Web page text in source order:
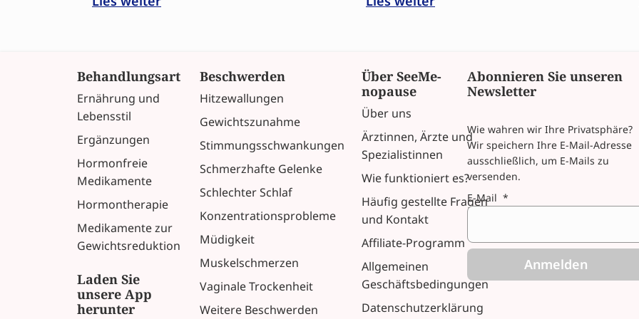
Behandlungsart
Ernährung und
Lebensstil
Ergänzungen
Hormonfreie
Medikamente
Hormontherapie
Medikamente zur
Gewichtsreduktion
Laden Sie
unsere App
herunter
Beschwerden
Hitzewallungen
Gewichtszunahme
Stimmungsschwankungen
Schmerzhafte Gelenke
Schlechter Schlaf
Konzentrationsprobleme
Müdigkeit
Muskelschmerzen
Vaginale Trockenheit
Weitere Beschwerden
Über SeeMe-
nopause
Über uns
Ärztinnen, Ärzte und
Spezialistinnen
Wie funktioniert es?
Häufig gestellte Fragen
und Kontakt
Affiliate-Programm
Allgemeinen
Geschäftsbedingungen
Datenschutzerklärung
Abonnieren Sie unseren
Newsletter
E-Mail *
Anmelden
Wie wahren wir Ihre Privatsphäre?
Wir speichern Ihre E-Mail-Adresse
ausschließlich, um E-Mails zu
versenden.